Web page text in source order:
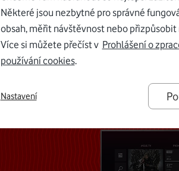
Mohlo by
Některé jsou nezbytné pro správné
obsah, měřit návštěvnost nebo
Více si můžete přečíst v Prohlášení o
používání cookies.
Nastavení